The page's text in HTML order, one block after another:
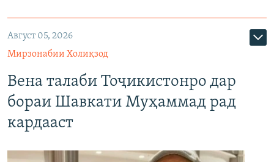
Август 05, 2026
Мирзонабии Холиқзод
Вена талаби Тоҷикистонро дар
бораи Шавкати Муҳаммад рад
кардааст